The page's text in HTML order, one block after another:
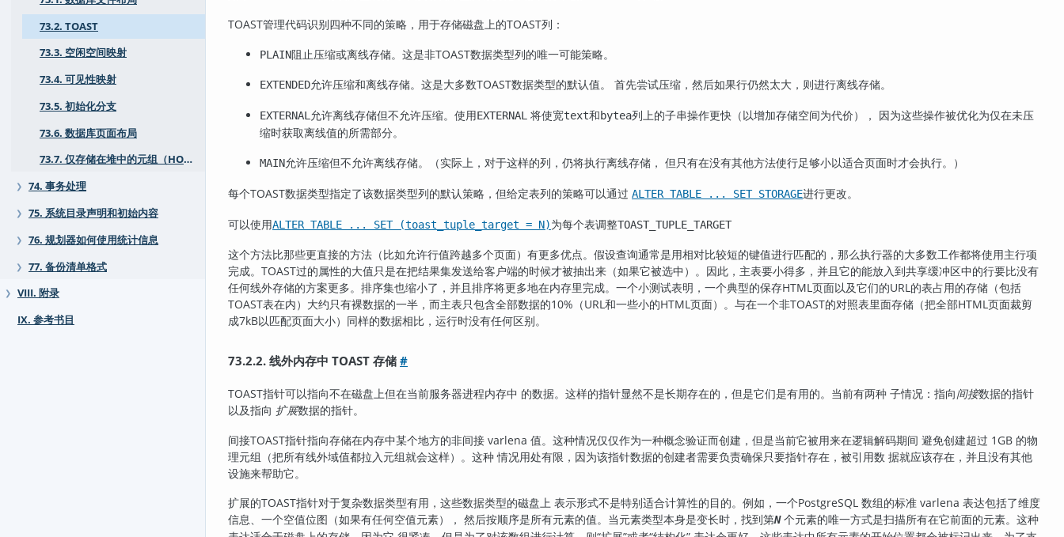
73.2. TOAST
73.3. 空闲空间映射
73.4. 可见性映射
73.5. 初始化分支
73.6. 数据库页面布局
73.7. 仅存储在堆中的元组（HOT）
❯ 74. 事务处理
❯ 75. 系统目录声明和初始内容
❯ 76. 规划器如何使用统计信息
❯ 77. 备份清单格式
❯
VIII. 附录
IX. 参考书目
TOAST管理代码识别四种不同的策略，用于存储磁盘上的TOAST列：
PLAIN阻止压缩或离线存储。这是非TOAST数据类型列的唯一可能策略。
EXTENDED允许压缩和离线存储。这是大多数TOAST数据类型的默认值。 首先尝试压缩，然后如果行仍然太大，则进行离线存储。
EXTERNAL 允许离线存储但不允许压缩。使用EXTERNAL 将使宽text和bytea列上的子串操作更快（以增加存储空间为代价）， 因为这些操作被优化为仅在未压
缩时获取离线值的所需部分。
MAIN允许压缩但不允许离线存储。（实际上，对于这样的列，仍将执行离线存储， 但只有在没有其他方法使行足够小以适合页面时才会执行。）
每个TOAST数据类型指定了该数据类型列的默认策略，但给定表列的策略可以通过 ALTER TABLE ... SET STORAGE进行更改。
可以使用ALTER TABLE ... SET (toast_tuple_target = N)为每个表调整TOAST_TUPLE_TARGET
这个方法比那些更直接的方法（比如允许行值跨越多个页面）有更多优点。假设查询通常是用相对比较短的键值进行匹配的，那么执行器的大多数工作都将使用主行项
完成。 TOAST过的属性的大值只是在把结果集发送给客户端的时候才被抽出来（如果它被选中）。因此，主表要小得多，并且它的能放入到共享缓冲区中的行要比没有
任何线外存储的方案更多。排序集也缩小了，并且排序将更多地在内存里完成。一个小测试表明，一个典型的保存HTML页面以及它们的URL的表占用的存储（包括
TOAST表在内）大约只有裸数据的一半，而主表只包含全部数据的10%（URL和一些小的HTML页面）。与在一个非TOAST的对照表里面存储（把全部HTML页面裁剪
成7kB以匹配页面大小）同样的数据相比，运行时没有任何区别。
73.2.2. 线外内存中 TOAST 存储#
TOAST指针可以指向不在磁盘上但在当前服务器进程内存中 的数据。这样的指针显然不是长期存在的，但是它们是有用的。当前有两种 子情况：指向间接数据的指针
以及指向 扩展数据的指针。
间接TOAST指针指向存储在内存中某个地方的非间接 varlena 值。这种情况仅仅作为一种概念验证而创建，但是当前它被用来在逻辑解码期间 避免创建超过 1GB 的物
理元组（把所有线外域值都拉入元组就会这样）。这种 情况用处有限，因为该指针数据的创建者需要负责确保只要指针存在，被引用数 据就应该存在，并且没有其他
设施来帮助它。
扩展的TOAST指针对于复杂数据类型有用，这些数据类型的磁盘上 表示形式不是特别适合计算性的目的。例如，一个PostgreSQL 数组的标准 varlena 表达包括了维度
信息、一个空值位图（如果有任何空值元素）， 然后按顺序是所有元素的值。当元素类型本身是变长时，找到第N个元素的唯一方式是扫描所有在它前面的元素。这种